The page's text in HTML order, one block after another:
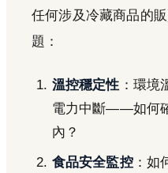
任何涉及冷藏商品的
題：
溫控穩定性 ：環境
電力中斷——如何
內？
食品安全監控：如